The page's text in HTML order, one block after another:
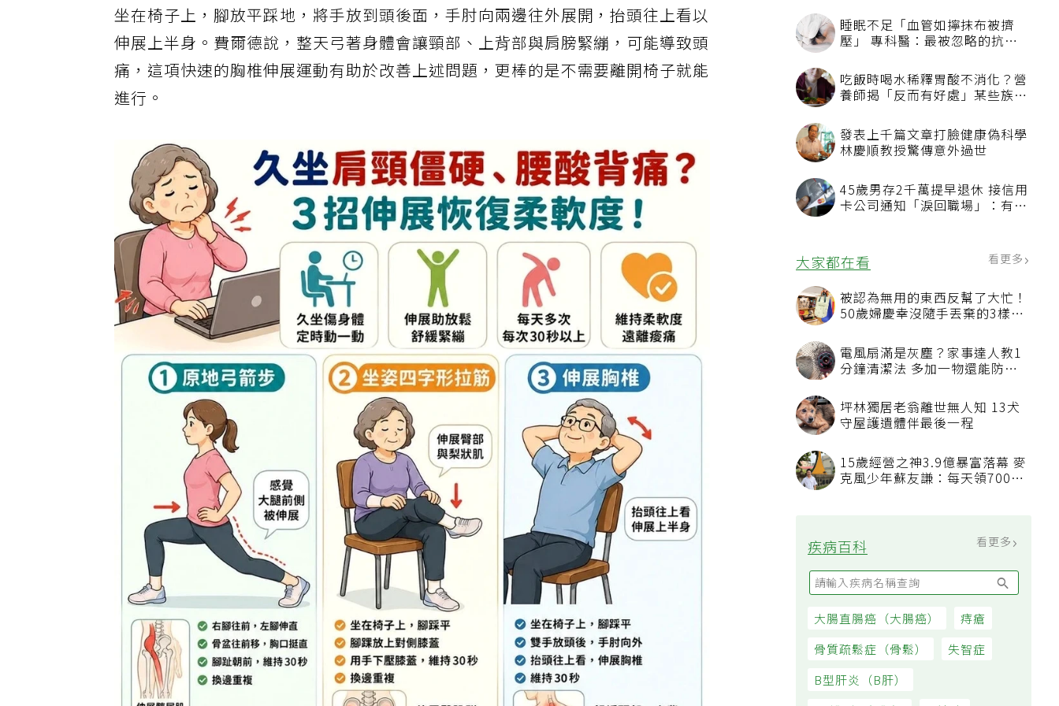
坐在椅子上，腳放平踩地，將手放到頭後面，手肘向兩邊往外展開，抬頭往上看以
伸展上半身。費爾德說，整天弓著身體會讓頸部、上背部與肩膀緊繃，可能導致頭
痛，這項快速的胸椎伸展運動有助於改善上述問題，更棒的是不需要離開椅子就能
進行。